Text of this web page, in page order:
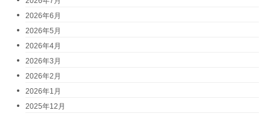
2026年6月
2026年5月
2026年4月
2026年3月
2026年2月
2026年1月
2025年12月